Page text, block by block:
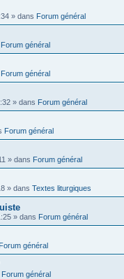
» dans Forum général
Forum général
Forum général
» dans Forum général
Forum général
» dans Forum général
» dans Textes liturgiques
» dans Forum général
Forum général
Forum général